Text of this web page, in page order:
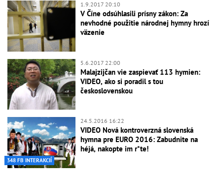
1.9.2017 20:10
V Číne odsúhlasili prísny zákon: Za
nevhodné použitie národnej hymny hrozí
väzenie
5.6.2017 22:00
Malajzijčan vie zaspievať 113 hymien:
VIDEO, ako si poradil s tou
československou
348 FB INTERAKCIÍ
24.5.2016 16:22
VIDEO Nová kontroverzná slovenská
hymna pre EURO 2016: Zabudnite na
héjá, nakopte im r*te!